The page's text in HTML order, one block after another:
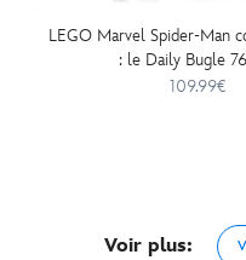
LEGO Marvel Spider-Man
: le Daily Bugle
109.99€
Voir plus: